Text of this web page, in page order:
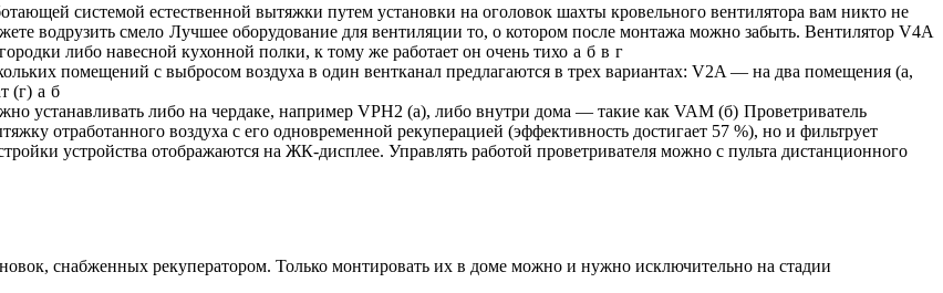
системой естественной вытяжки путем установки на оголовок шахты кровельного вентилятора вам никто не
водрузить смело Лучшее оборудование для вентиляции то, о котором после монтажа можно забыть. Вентилятор V4A
либо навесной кухонной полки, к тому же работает он очень тихо а б в г
помещений с выбросом воздуха в один вентканал предлагаются в трех вариантах: V2A — на два помещения (а,
(г) а б
устанавливать либо на чердаке, например VPH2 (а), либо внутри дома — такие как VAM (б) Проветриватель
отработанного воздуха с его одновременной рекуперацией (эффективность достигает 57 %), но и фильтрует
устройства отображаются на ЖК-дисплее. Управлять работой проветривателя можно с пульта дистанционного
снабженных рекуператором. Только монтировать их в доме можно и нужно исключительно на стадии